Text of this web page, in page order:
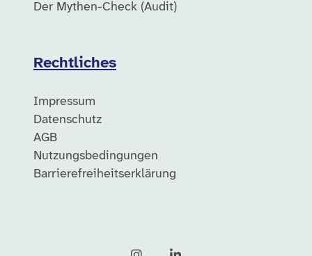
Der Mythen-Check (Audit)
Rechtliches
Impressum
Datenschutz
AGB
Nutzungsbedingungen
Barrierefreiheitserklärung